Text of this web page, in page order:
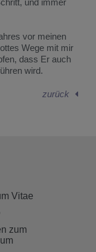
vor meinen
Wege mit mir
dass Er auch
wird.
zurück
Vitae
zum